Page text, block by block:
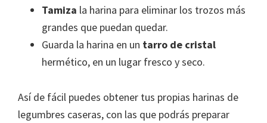
Tamiza la harina para eliminar los trozos más
grandes que puedan quedar.
Guarda la harina en un tarro de cristal
hermético, en un lugar fresco y seco.
Así de fácil puedes obtener tus propias harinas de
legumbres caseras, con las que podrás preparar